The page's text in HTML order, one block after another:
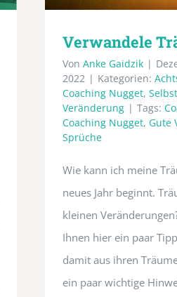
Verwandele
Von Anke Gaidzik |
2022 | Kategorien:
Coaching Nugget,
Veränderung | Tags:
Coaching Nugget, Gute
Sprüche
Wie kann ich meine
neues Jahr beginnt.
kleinen
Ihnen hier ein paar
damit aus ihren
ein paar wichtige